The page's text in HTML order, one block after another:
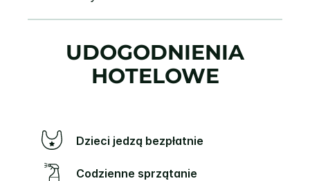
UDOGODNIENIA
HOTELOWE
Dzieci jedzą bezpłatnie
Codzienne sprzątanie